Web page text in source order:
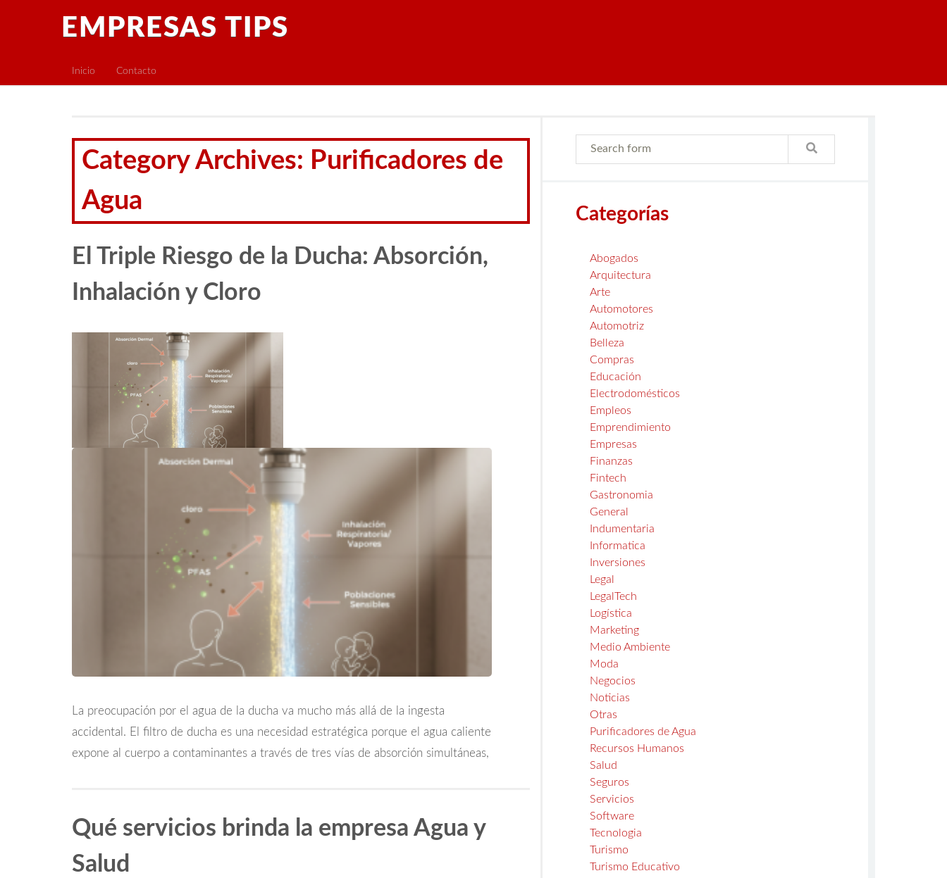
EMPRESAS TIPS
Inicio Contacto
Category Archives: Purificadores de
Agua
El Triple Riesgo de la Ducha: Absorción,
Inhalación y Cloro
La preocupación por el agua de la ducha va mucho más allá de la ingesta
accidental. El filtro de ducha es una necesidad estratégica porque el agua caliente
expone al cuerpo a contaminantes a través de tres vías de absorción simultáneas,
Qué servicios brinda la empresa Agua y
Salud
Categorías
Abogados
Arquitectura
Arte
Automotores
Automotriz
Belleza
Compras
Educación
Electrodomésticos
Empleos
Emprendimiento
Empresas
Finanzas
Fintech
Gastronomia
General
Indumentaria
Informatica
Inversiones
Legal
LegalTech
Logística
Marketing
Medio Ambiente
Moda
Negocios
Noticias
Otras
Purificadores de Agua
Recursos Humanos
Salud
Seguros
Servicios
Software
Tecnologia
Turismo
Turismo Educativo